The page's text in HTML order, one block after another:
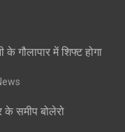
के गौलापार में शिफ्ट होगा
के समीप बोलेरो